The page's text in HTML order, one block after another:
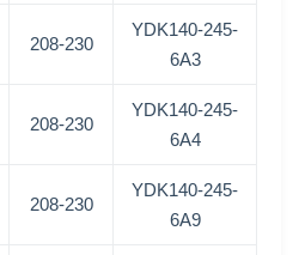
YDK140-245-
6A3
208-230
YDK140-245-
6A4
208-230
YDK140-245-
6A9
208-230